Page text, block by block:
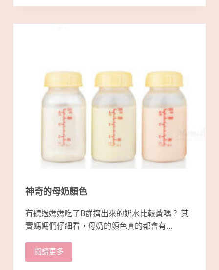
神奇的母奶顏色
有聽過媽媽吃了B群擠出來的奶水比較黃嗎？ 其
實媽媽們仔細看，母奶的顏色真的都會有…
閱讀更多